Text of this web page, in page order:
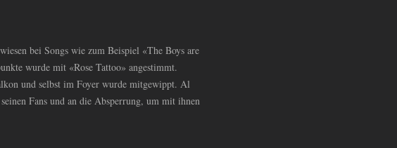
bei Songs wie zum Beispiel «The Boys are
wurde mit «Rose Tattoo» angestimmt.
und selbst im Foyer wurde mitgewippt. Al
Fans und an die Absperrung, um mit ihnen